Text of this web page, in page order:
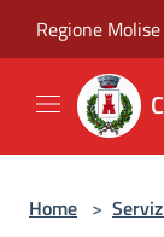
Regione Molise
Home >